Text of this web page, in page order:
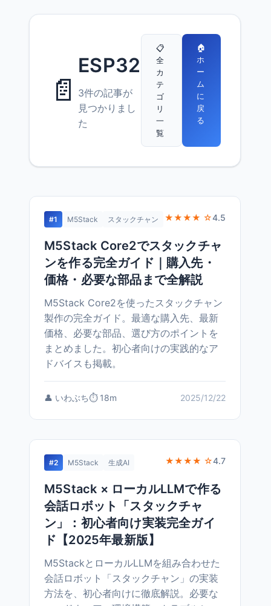
📄
ESP32
3件の記事が
見つかりまし
た
📋
全
カ
テ
ゴ
リ
一
覧
🏠
ホ
ー
ム
に
戻
る
#1 M5Stack スタックチャン ★★★★ ☆4.5
M5Stack Core2でスタックチャ
ンを作る完全ガイド｜購入先・
価格・必要な部品まで全解説
M5Stack Core2を使ったスタックチャン
製作の完全ガイド。最適な購入先、最新
価格、必要な部品、選び方のポイントを
まとめました。初心者向けの実践的なア
ドバイスも掲載。
👤 いわぶち⏱️ 18m 2025/12/22
#2 M5Stack 生成AI ★★★★ ☆4.7
M5Stack × ローカルLLMで作る
会話ロボット「スタックチャ
ン」：初心者向け実装完全ガイ
ド【2025年最新版】
M5StackとローカルLLMを組み合わせた
会話ロボット「スタックチャン」の実装
方法を、初心者向けに徹底解説。必要な